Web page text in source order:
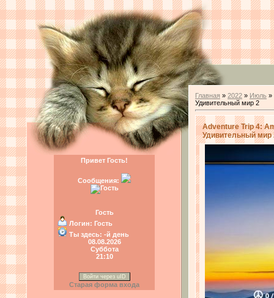
Привет Гость!
Сообщения:
Гость
Логин: Гость
Ты здесь: -й день
08.08.2026
Суббота
21:10
Войти через uID
Старая форма входа
Главная » 2022 » Июль »
Удивительный мир 2
Adventure Trip 4:
Удивительный мир